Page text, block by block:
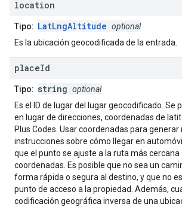
location
Tipo: LatLngAltitude optional
Es la ubicación geocodificada de la entrada.
placeId
Tipo: string optional
Es el ID de lugar del lugar geocodificado. Se
en lugar de direcciones, coordenadas de
Plus Codes. Usar coordenadas para
instrucciones sobre cómo llegar en
que el punto se ajuste a la ruta más cercana
coordenadas. Es posible que no sea un
forma rápida o segura al destino, y que no
punto de acceso a la propiedad. Además,
codificación geográfica inversa de una